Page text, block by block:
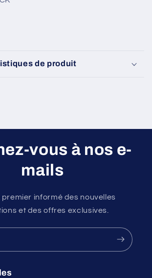
de produit
vous à nos e-
mails
premier informé des nouvelles
et des offres exclusives.